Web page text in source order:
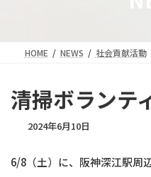
HOME NEWS 社会貢献活動
清掃ボランテ
2024年6月10日
6/8（土）に、阪神深江駅周